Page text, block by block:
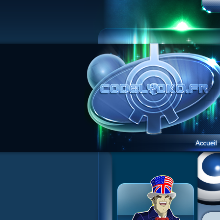
Visite guidée
Inscription
Contact
Concours